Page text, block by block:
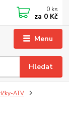
Menu
Hledat
0 ks
za 0 Kč
ATV